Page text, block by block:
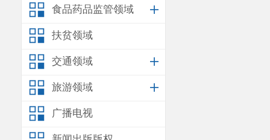
食品药品监管领域
扶贫领域
交通领域
旅游领域
广播电视